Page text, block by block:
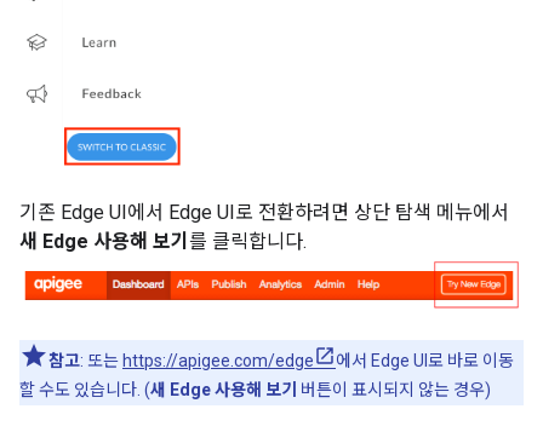
기존 Edge UI에서 Edge UI로 전환하려면 상단 탐색 메뉴에서
새 Edge 사용해 보기 를 클릭합니다.
참고: 또는 https://apigee.com/edge
에서 Edge UI로 바로 이동
할 수도 있습니다. (새 Edge 사용해 보기 버튼이 표시되지 않는 경우)